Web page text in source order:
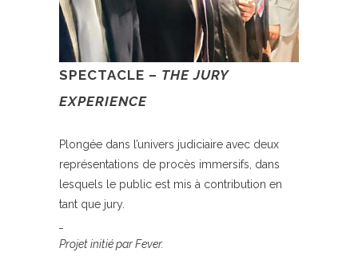
SPECTACLE – THE JURY
EXPERIENCE
Plongée dans l’univers judiciaire avec deux
représentations de procès immersifs, dans
lesquels le public est mis à contribution en
tant que jury.
Projet initié par Fever.